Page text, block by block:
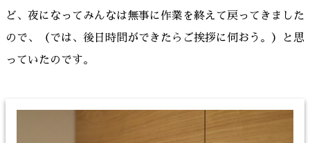
ど、夜になってみんなは無事に作業を終えて戻ってきました
ので、（では、後日時間ができたらご挨拶に伺おう。）と思
っていたのです。